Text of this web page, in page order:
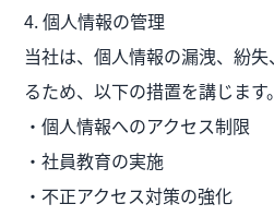
4. 個人情報の管理
当社は、個人情報の漏洩、紛
るため、以下の措置を講じます。
・個人情報へのアクセス制限
・社員教育の実施
・不正アクセス対策の強化